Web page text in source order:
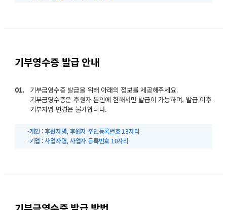
기부영수증 발급 안내
01.
기부금영수증 발급을 위해 아래의 정보를 제공해주세요.
기부금영수증은 후원자 본인에 한해서만 발급이 가능하며, 발급 이후
기부자명 변경은 불가합니다.
-개인 : 후원자명, 후원자 주민등록번호 13자리
-기업 : 사업자명, 사업자 등록번호 10자리